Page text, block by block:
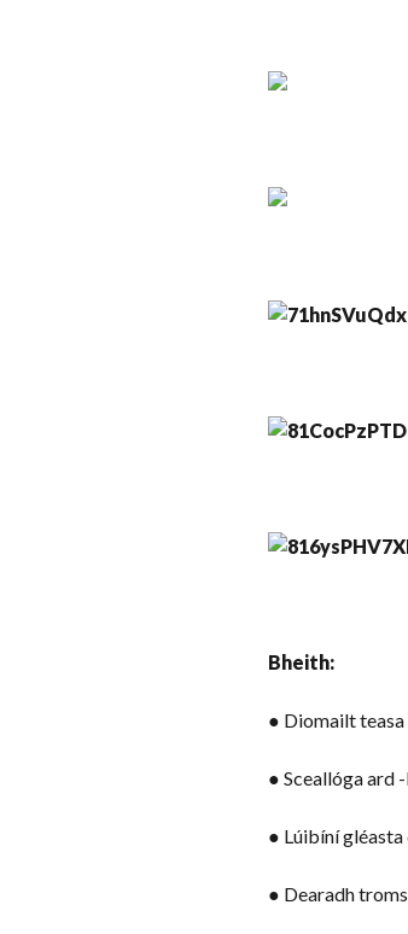
Bheith:
● Diomailt
● Sceallóga ard
● Lúibíní
● Dearadh